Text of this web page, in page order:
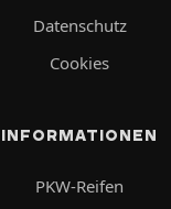
Datenschutz
Cookies
INFORMATIONEN
PKW-Reifen